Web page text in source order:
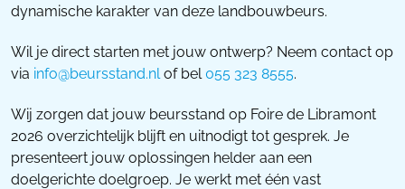
dynamische karakter van deze landbouwbeurs.
Wil je direct starten met jouw ontwerp? Neem contact op
via info@beursstand.nlof bel 055 323 8555.
Wij zorgen dat jouw beursstand op Foire de Libramont
2026 overzichtelijk blijft en uitnodigt tot gesprek. Je
presenteert jouw oplossingen helder aan een
doelgerichte doelgroep. Je werkt met één vast